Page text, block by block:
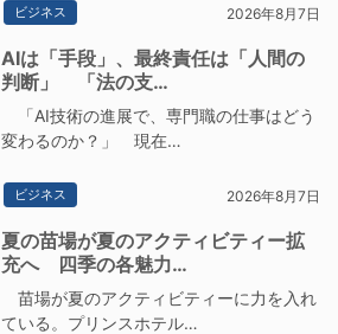
ビジネス 2026年8月7日
AIは「手段」、最終責任は「人間の
判断」 「法の支…
「AI技術の進展で、専門職の仕事はどう
変わるのか？」 現在…
ビジネス 2026年8月7日
夏の苗場が夏のアクティビティー拡
充へ 四季の各魅力…
苗場が夏のアクティビティーに力を入れ
ている。プリンスホテル…